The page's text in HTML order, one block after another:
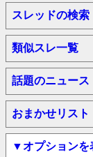
スレッドの検索
類似スレ一覧
話題のニュース
おまかせリスト
▼オプションを